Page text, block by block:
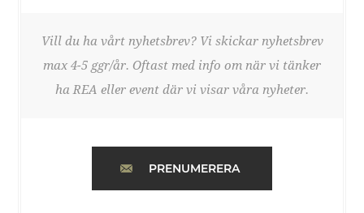
Vill du ha vårt nyhetsbrev? Vi skickar nyhetsbrev
max 4-5 ggr/år. Oftast med info om när vi tänker
ha REA eller event där vi visar våra nyheter.
PRENUMERERA